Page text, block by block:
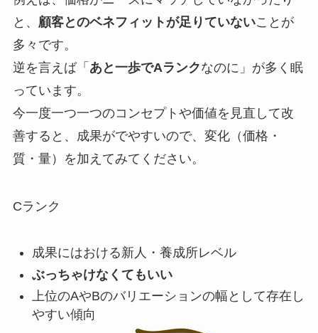
と、 顧客とのベネフィットが足りていないことが
多々です。
逆を言えば「 あと一歩でAランクなのに」が多く眠
っています。
今一度一つ一つのコンセプトや価値を見直して改
善すると、成果がでやすいので、変化（価格・
質・量）を加えてみてください。
Cランク
成果にはおける新人・養成所レベル
ぶっちゃけなくてもいい
上位のAやBのバリエーションの幅として存在し
やすい傾向